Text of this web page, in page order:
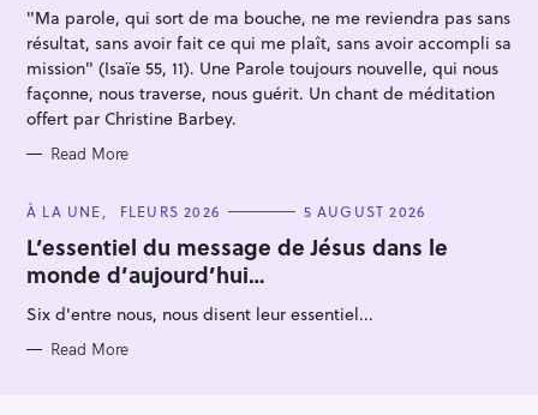
E
"Ma parole, qui sort de ma bouche, ne me reviendra pas sans
résultat, sans avoir fait ce qui me plaît, sans avoir accompli sa
mission" (Isaïe 55, 11). Une Parole toujours nouvelle, qui nous
façonne, nous traverse, nous guérit. Un chant de méditation
offert par Christine Barbey.
Read More
C
T
E
G
O
R
I
S
À LA UNE FLEURS 2026 5 AUGUST 2026
L’essentiel du message de Jésus dans le
monde d’aujourd’hui…
Six d'entre nous, nous disent leur essentiel...
Read More
c
h
f
o
r